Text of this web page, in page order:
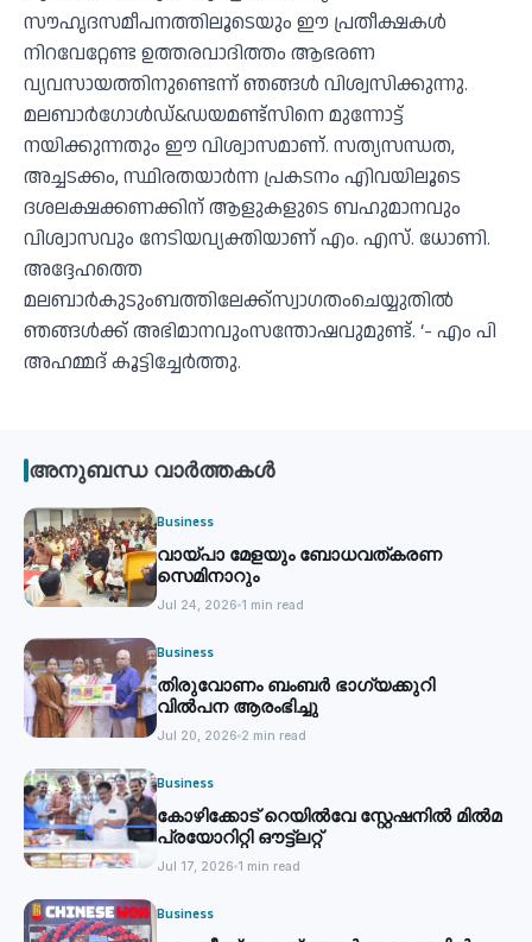
സൗഹൃദസമീപനത്തിലൂടെയും ഈ പ്രതീക്ഷകള്‍
നിറവേറ്റേണ്ട ഉത്തരവാദിത്തം ആഭരണ
വ്യവസായത്തിനുണ്ടെന്ന് ഞങ്ങള്‍ വിശ്വസിക്കുന്നു.
മലബാര്‍ഗോള്‍ഡ്&ഡയമണ്ട്‌സിനെ മുന്നോട്ട്
നയിക്കുന്നതും ഈ വിശ്വാസമാണ്. സത്യസന്ധത,
അച്ചടക്കം, സ്ഥിരതയാര്‍ന്ന പ്രകടനം എിവയിലൂടെ
ദശലക്ഷക്കണക്കിന് ആളുകളുടെ ബഹുമാനവും
വിശ്വാസവും നേടിയവ്യക്തിയാണ് എം. എസ്. ധോണി.
അദ്ദേഹത്തെ
മലബാര്‍കുടുംബത്തിലേക്ക്‌സ്വാഗതംചെയ്യുതില്‍
ഞങ്ങള്‍ക്ക് അഭിമാനവുംസന്തോഷവുമുണ്ട്. ‘- എം പി
അഹമ്മദ് കൂട്ടിച്ചേര്‍ത്തു.
അനുബന്ധ വാർത്തകൾ
Business
വായ്പാ മേളയും ബോധവത്കരണ
സെമിനാറും
Jul 24, 2026 1 min read
Business
തിരുവോണം ബംബര്‍ ഭാഗ്യക്കുറി
വില്‍പന ആരംഭിച്ചു
Jul 20, 2026 2 min read
Business
കോഴിക്കോട് റെയില്‍വേ സ്റ്റേഷനില്‍ മില്‍മ
പ്രയോറിറ്റി ഔട്ട്‌ലറ്റ്
Jul 17, 2026 1 min read
Business